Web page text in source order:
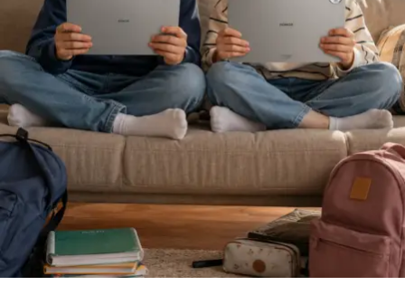
çözümler sunan bir sektör yapısına ihtiyacımız var. Bu
yüzden sektör olarak fabrika ayarlarımıza dönmeliyiz.
Bizim fabrika ayarlarımız; müşteriyi anlamakla başlar,
riski doğru değerlendirmekle, acenteyi güçlendirmekle
ve sürdürülebilir fiyatlama disipliniyle şekillenir. AXA
Türkiye olarak Empati Güvencesi yaklaşımımızı önleyici
sigortacılık anlayışıyla birleştiriyor, Adaptif Sigortacılık
2030 vizyonumuzla geleceğe hazırlanıyoruz. Çünkü
gelecekte değer yaratacak olan, yalnızca gerçekleşen
kayıpları karşılayan değil; hayatı koruyan, riskleri
öngören ve dayanıklılığı artıran sigortacılık modelidir.”
“Yapay Zeka ve Veri, Yeni Dönemin Belirleyicileri